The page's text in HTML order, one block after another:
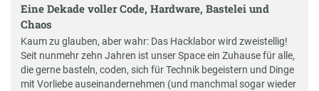
Eine Dekade voller Code, Hardware, Bastelei und
Chaos
Kaum zu glauben, aber wahr: Das Hacklabor wird zweistellig!
Seit nunmehr zehn Jahren ist unser Space ein Zuhause für alle,
die gerne basteln, coden, sich für Technik begeistern und Dinge
mit Vorliebe auseinandernehmen (und manchmal sogar wieder